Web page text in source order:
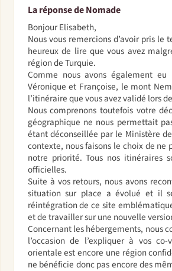
La réponse de Nomade
Bonjour Elisabeth,
Nous vous remercions d’avoir pris
heureux de lire que vous avez
région de Turquie.
Comme nous avons également eu
Véronique et Françoise, le mont
l’itinéraire que vous avez validé lors
Nous comprenons toutefois votre
géographique ne nous permettait
étant déconseillée par le Ministère
contexte, nous faisons le choix de ne
notre priorité. Tous nos itinéraires
officielles.
Suite à vos retours, nous avons
situation sur place a évolué et il
réintégration de ce site
et de travailler sur une nouvelle
Concernant les hébergements, nous
l’occasion de l’expliquer à vos
orientale est encore une région
ne bénéficie donc pas encore des